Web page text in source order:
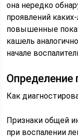
она нередко
проявлений
повышенные
кашель
начале
Определение
Как
Признаки общей
при воспалении